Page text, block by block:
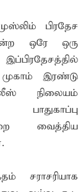
பிரதேச
ஒரே ஒரு
இரண்டு
நிலையம்
பாதுகாப்பு
வைத்திய
சராசரியாக